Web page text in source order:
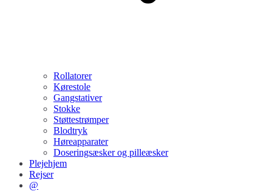
Rollatorer
Kørestole
Gangstativer
Stokke
Støttestrømper
Blodtryk
Høreapparater
Doseringsæsker og pilleæsker
Plejehjem
Rejser
@